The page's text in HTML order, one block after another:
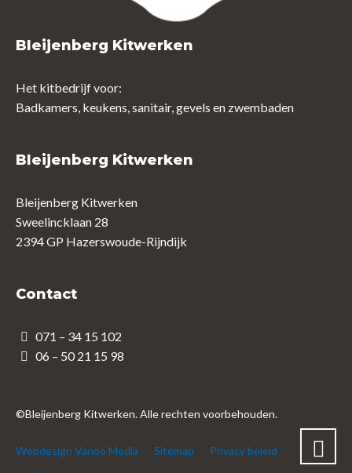
Bleijenberg Kitwerken
Het kitbedrijf voor:
Badkamers, keukens, sanitair, gevels en zwembaden
Bleijenberg Kitwerken
Bleijenberg Kitwerken
Sweelincklaan 28
2394 GP Hazerswoude-Rijndijk
Contact
071 – 34 15 102
06 – 50 21 15 98
©Bleijenberg Kitwerken. Alle rechten voorbehouden.
Webdesign Vanoo Media Sitemap
Privacy beleid